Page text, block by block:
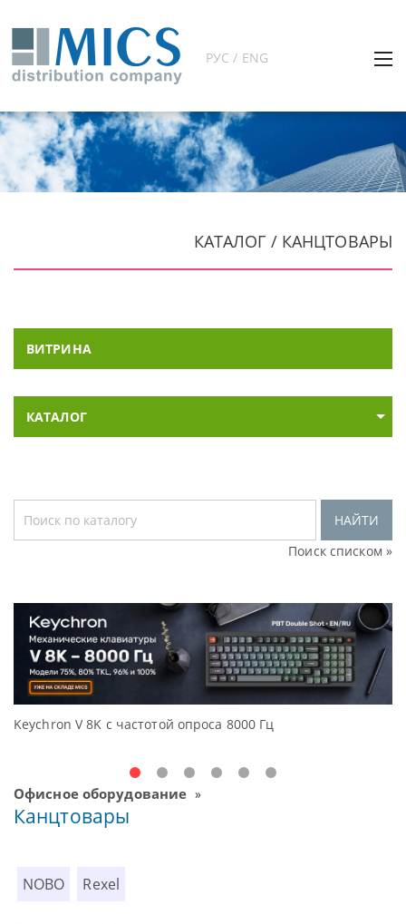
РУС / ENG
КАТАЛОГ / КАНЦТОВАРЫ
ВИТРИНА
КАТАЛОГ
НАЙТИ
Поиск списком »
Keychron V 8K с частотой опроса 8000 Гц
Офисное оборудование »
Канцтовары
NOBO Rexel